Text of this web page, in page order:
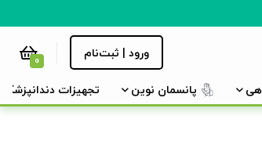
ورود | ثبت‌نام 0
پانسمان نوین تجهیزات دندانپزشکی